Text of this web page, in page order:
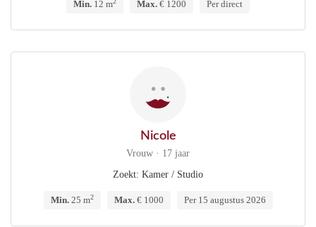
Min. 12 m Max. € 1200 Per direct
Nicole
Vrouw · 17 jaar
Zoekt: Kamer / Studio
Min.25 m2 Max.€ 1000 Per 15 augustus 2026